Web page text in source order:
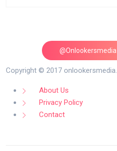
Follow on
Copyright © 2017 onlookersmedia.
About Us
Privacy Policy
Contact